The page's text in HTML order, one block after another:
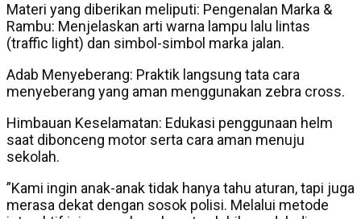
​Materi yang diberikan meliputi: Pengenalan Marka &
Rambu: Menjelaskan arti warna lampu lalu lintas
(traffic light) dan simbol-simbol marka jalan.
​Adab Menyeberang: Praktik langsung tata cara
menyeberang yang aman menggunakan zebra cross.
​Himbauan Keselamatan: Edukasi penggunaan helm
saat dibonceng motor serta cara aman menuju
sekolah.
​”Kami ingin anak-anak tidak hanya tahu aturan, tapi juga
merasa dekat dengan sosok polisi. Melalui metode